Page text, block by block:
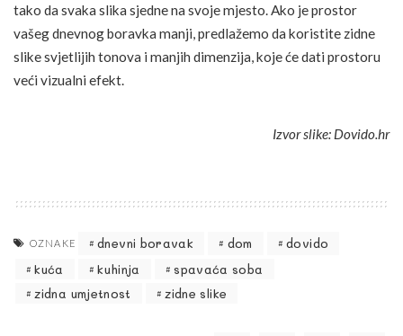
tako da svaka slika sjedne na svoje mjesto. Ako je prostor
vašeg dnevnog boravka manji, predlažemo da koristite zidne
slike svjetlijih tonova i manjih dimenzija, koje će dati prostoru
veći vizualni efekt.
Izvor slike: Dovido.hr
OZNAKE dnevni boravak dom
dovido
kuća
kuhinja
spavaća soba
zidna umjetnost
zidne slike